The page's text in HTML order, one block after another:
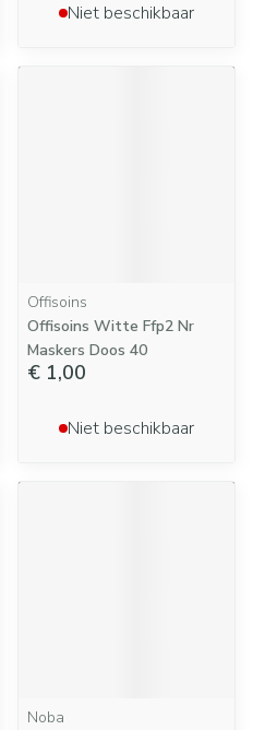
Niet beschikbaar
Offisoins
Offisoins Witte Ffp2 Nr
Maskers Doos 40
€ 1,00
Niet beschikbaar
Noba